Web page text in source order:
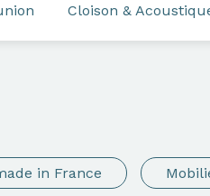
Cloison &
in France